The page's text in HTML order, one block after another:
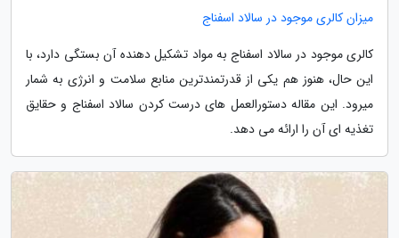
میزان کالری موجود در سالاد اسفناج
کالری موجود در سالاد اسفناج به مواد تشکیل دهنده آن بستگی دارد، با
این حال، هنوز هم یکی از قدرتمندترین منابع سلامت و انرژی به شمار
میرود. این مقاله دستورالعمل های درست کردن سالاد اسفناج و حقایق
تغذیه ای آن را ارائه می دهد.